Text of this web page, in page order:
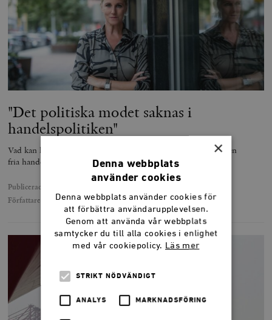
"Det politiska modet saknas i
handelspolitiken"
Vad kan handelsvänliga svenska politiker göra för att stärka den
fria handeln?
Publicerad
Författare
Svend Dahl
×
Denna webbplats
använder cookies
Denna webbplats använder cookies för
att förbättra användarupplevelsen.
Genom att använda vår webbplats
samtycker du till alla cookies i enlighet
med vår cookiepolicy. Läs mer
STRIKT NÖDVÄNDIGT
ANALYS MARKNADSFÖRING